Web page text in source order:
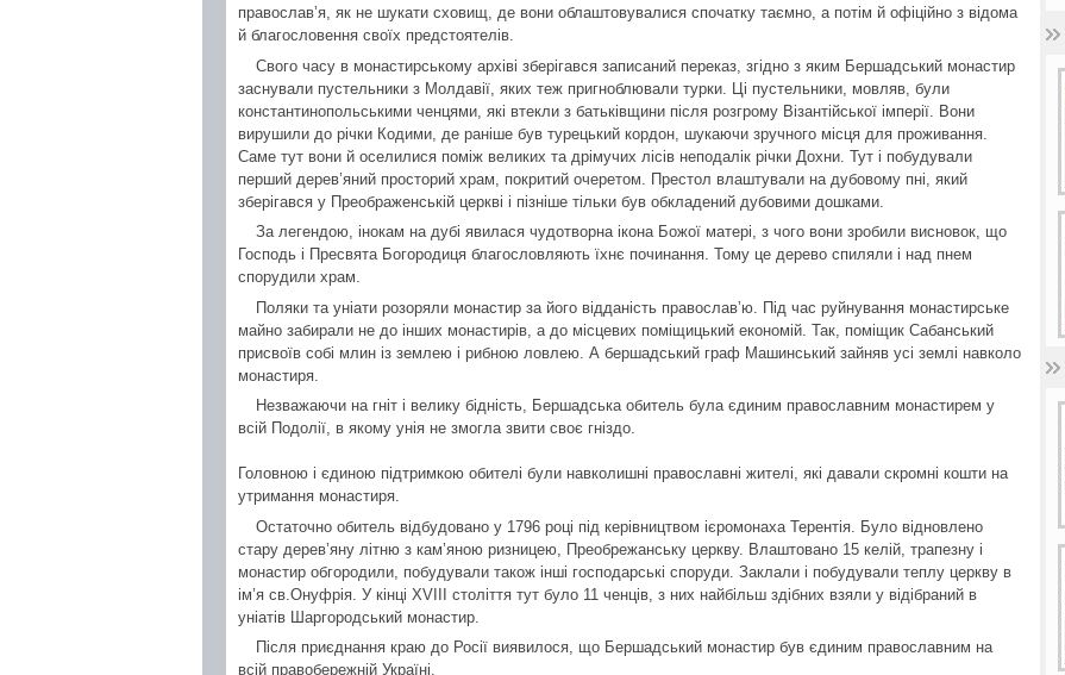
православ’я, як не шукати сховищ, де вони облаштовувалися спочатку таємно, а потім й офіційно з відома
й благословення своїх предстоятелів.
Свого часу в монастирському архіві зберігався записаний переказ, згідно з яким Бершадський монастир
заснували пустельники з Молдавії, яких теж пригноблювали турки. Ці пустельники, мовляв, були
константинопольськими ченцями, які втекли з батьківщини після розгрому Візантійської імперії. Вони
вирушили до річки Кодими, де раніше був турецький кордон, шукаючи зручного місця для проживання.
Саме тут вони й оселилися поміж великих та дрімучих лісів неподалік річки Дохни. Тут і побудували
перший дерев’яний просторий храм, покритий очеретом. Престол влаштували на дубовому пні, який
зберігався у Преображенській церкві і пізніше тільки був обкладений дубовими дошками.
За легендою, інокам на дубі явилася чудотворна ікона Божої матері, з чого вони зробили висновок, що
Господь і Пресвята Богородиця благословляють їхнє починання. Тому це дерево спиляли і над пнем
спорудили храм.
Поляки та уніати розоряли монастир за його відданість православ’ю. Під час руйнування монастирське
майно забирали не до інших монастирів, а до місцевих поміщицький економій. Так, поміщик Сабанський
присвоїв собі млин із землею і рибною ловлею. А бершадський граф Машинський зайняв усі землі навколо
монастиря.
Незважаючи на гніт і велику бідність, Бершадська обитель була єдиним православним монастирем у
всій Подолії, в якому унія не змогла звити своє гніздо.
Головною і єдиною підтримкою обителі були навколишні православні жителі, які давали скромні кошти на
утримання монастиря.
Остаточно обитель відбудовано у 1796 році під керівництвом ієромонаха Терентія. Було відновлено
стару дерев’яну літню з кам’яною ризницею, Преобрежанську церкву. Влаштовано 15 келій, трапезну і
монастир обгородили, побудували також інші господарські споруди. Заклали і побудували теплу церкву в
ім’я св.Онуфрія. У кінці XVIII cтоліття тут було 11 ченців, з них найбільш здібних взяли у відібраний в
уніатів Шаргородський монастир.
Після приєднання краю до Росії виявилося, що Бершадський монастир був єдиним православним на
всій правобережній Україні.